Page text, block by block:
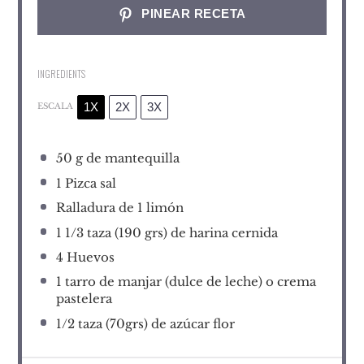
PINEAR RECETA
INGREDIENTS
ESCALA 1X 2X 3X
50 gde mantequilla
1 Pizca sal
Ralladura de 1 limón
1 1/3taza (190 grs) de harina cernida
4 Huevos
1 tarro de manjar (dulce de leche) o crema
pastelera
1/2taza (70grs) de azúcar flor